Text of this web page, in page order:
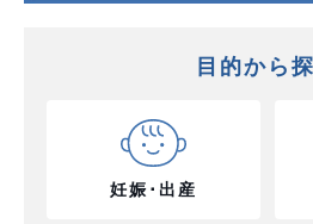
目的から
妊娠･出産